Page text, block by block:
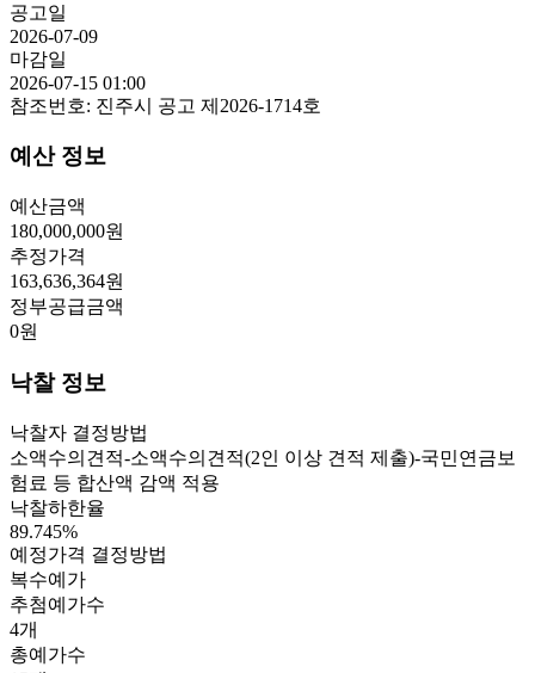
공고일
2026-07-09
마감일
2026-07-15 01:00
참조번호: 진주시 공고 제2026-1714호
예산 정보
예산금액
180,000,000원
추정가격
163,636,364원
정부공급금액
0원
낙찰 정보
낙찰자 결정방법
소액수의견적-소액수의견적(2인 이상 견적 제출)-국민연금보
험료 등 합산액 감액 적용
낙찰하한율
89.745%
예정가격 결정방법
복수예가
추첨예가수
4개
총예가수